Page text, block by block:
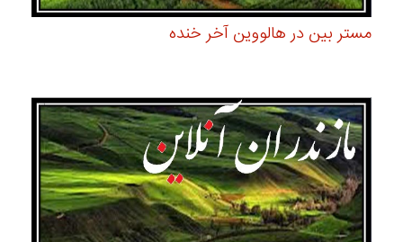
مستر بین در هالووین آخر خنده